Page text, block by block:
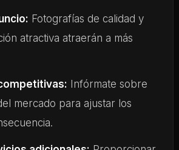
Fotografías de calidad y
atractiva atraerán a más
Infórmate sobre
mercado para ajustar los